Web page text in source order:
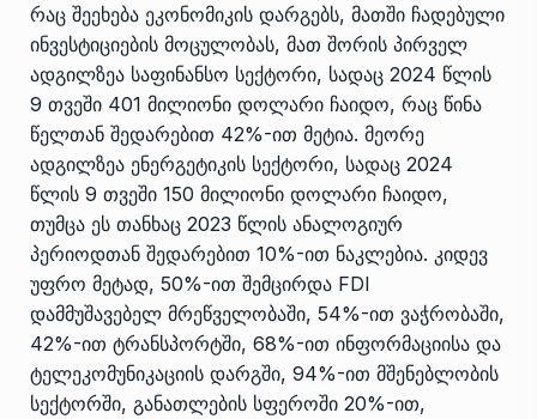
რაც შეეხება ეკონომიკის დარგებს, მათში ჩადებული
ინვესტიციების მოცულობას, მათ შორის პირველ
ადგილზეა საფინანსო სექტორი, სადაც 2024 წლის
9 თვეში 401 მილიონი დოლარი ჩაიდო, რაც წინა
წელთან შედარებით 42%-ით მეტია. მეორე
ადგილზეა ენერგეტიკის სექტორი, სადაც 2024
წლის 9 თვეში 150 მილიონი დოლარი ჩაიდო,
თუმცა ეს თანხაც 2023 წლის ანალოგიურ
პერიოდთან შედარებით 10%-ით ნაკლებია. კიდევ
უფრო მეტად, 50%-ით შემცირდა FDI
დამმუშავებელ მრეწველობაში, 54%-ით ვაჭრობაში,
42%-ით ტრანსპორტში, 68%-ით ინფორმაციისა და
ტელეკომუნიკაციის დარგში, 94%-ით მშენებლობის
სექტორში, განათლების სფეროში 20%-ით,